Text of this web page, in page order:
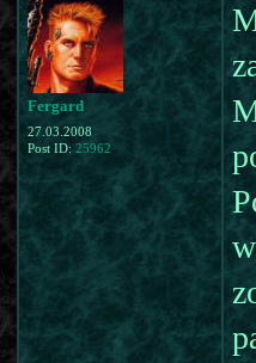
Fergard
27.03.2008
Post ID: 25962